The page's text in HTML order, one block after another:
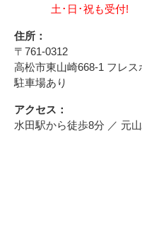
当院は、お客さまより
し、次のいずれかに該当
者に開示いたしません。
・お客さまの同意がある
・お客さまが希望される
務を委託する業者に対し
・法令に基づき開示する
土･日･祝も受付!
住所：
〒761-0312
高松市東山崎668-1 フレス
駐車場あり
アクセス：
水田駅から徒歩8分 ／ 元